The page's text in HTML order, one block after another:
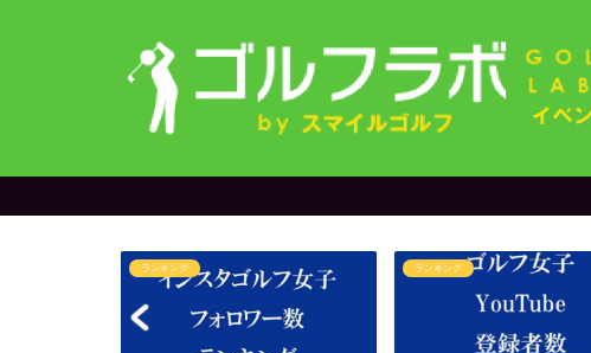
ランキング オリジナルグッズ